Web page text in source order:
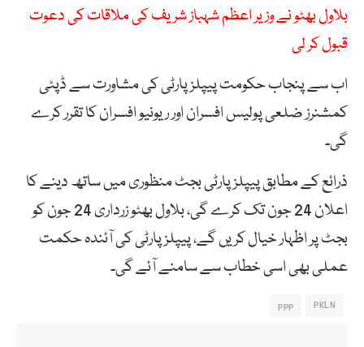
بلاول بھٹو نے وزیر اعظم شہباز شریف کی ملاقات کی دعوت
قبول کر لی
اب سے پنجاب حکومت پیپلز پارٹی کی مشاورت سے ڈپٹی
کمشنرز ضلعی پولیس افسران اور ریونیو افسران کا تقرر کرے
گی۔
ذرائع کے مطابق پیپلز پارٹی بجٹ منظوری میں ساتھ دینے کا
اعلان 24 جون تک کرے گی، بلاول بھٹو زرداری 24 جون کو
بجٹ پر اظہار خیال کریں گے، پیپلز پارٹی کی آئندہ حکمت
عملی بھی اسی خطاب سے سامنے آئے گی۔
PKLN
ppp